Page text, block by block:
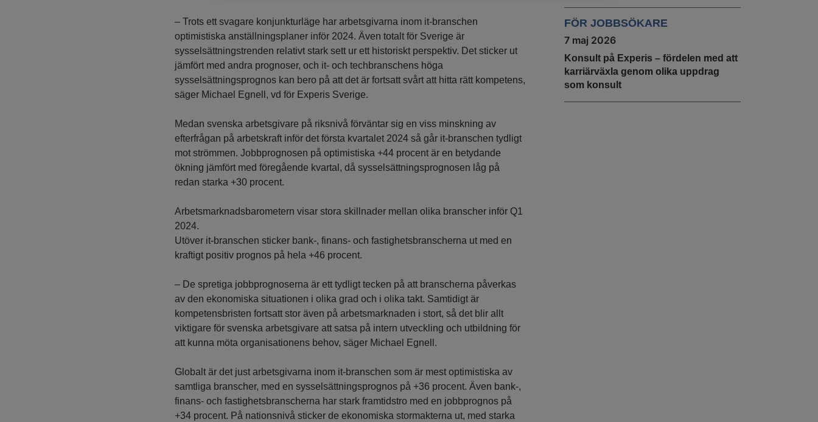
– Trots ett svagare konjunkturläge har arbetsgivarna inom it-branschen
optimistiska anställningsplaner inför 2024. Även totalt för Sverige är
sysselsättningstrenden relativt stark sett ur ett historiskt perspektiv. Det sticker ut
jämfört med andra prognoser, och it- och techbranschens höga
sysselsättningsprognos kan bero på att det är fortsatt svårt att hitta rätt kompetens,
säger Michael Egnell, vd för Experis Sverige.
Medan svenska arbetsgivare på riksnivå förväntar sig en viss minskning av
efterfrågan på arbetskraft inför det första kvartalet 2024 så går it-branschen tydligt
mot strömmen. Jobbprognosen på optimistiska +44 procent är en betydande
ökning jämfört med föregående kvartal, då sysselsättningsprognosen låg på
redan starka +30 procent.
Arbetsmarknadsbarometern visar stora skillnader mellan olika branscher inför Q1
2024.
Utöver it-branschen sticker bank-, finans- och fastighetsbranscherna ut med en
kraftigt positiv prognos på hela +46 procent.
– De spretiga jobbprognoserna är ett tydligt tecken på att branscherna påverkas
av den ekonomiska situationen i olika grad och i olika takt. Samtidigt är
kompetensbristen fortsatt stor även på arbetsmarknaden i stort, så det blir allt
viktigare för svenska arbetsgivare att satsa på intern utveckling och utbildning för
att kunna möta organisationens behov, säger Michael Egnell.
Globalt är det just arbetsgivarna inom it-branschen som är mest optimistiska av
samtliga branscher, med en sysselsättningsprognos på +36 procent. Även bank-,
finans- och fastighetsbranscherna har stark framtidstro med en jobbprognos på
+34 procent. På nationsnivå sticker de ekonomiska stormakterna ut, med starka
FÖR JOBBSÖKARE
7 maj 2026
Konsult på Experis – fördelen med att
karriärväxla genom olika uppdrag
som konsult